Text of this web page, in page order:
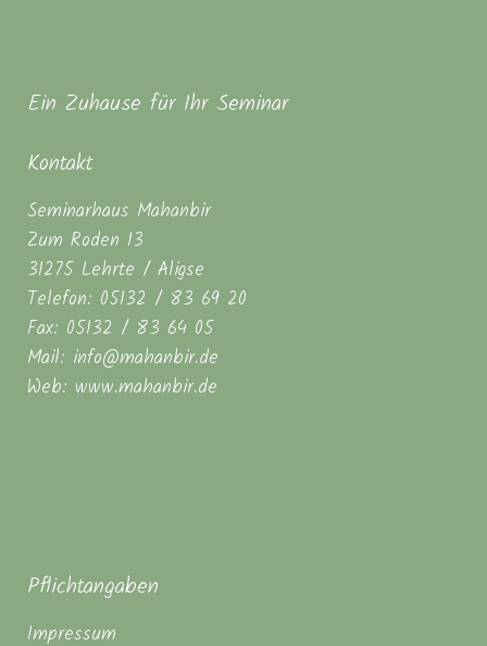
Ein Zuhause für Ihr Seminar
Kontakt
Seminarhaus Mahanbir
Zum Roden 13
31275 Lehrte / Aligse
Telefon: 05132 / 83 69 20
Fax: 05132 / 83 64 05
Mail: info@mahanbir.de
Web: www.mahanbir.de
Pflichtangaben
Impressum